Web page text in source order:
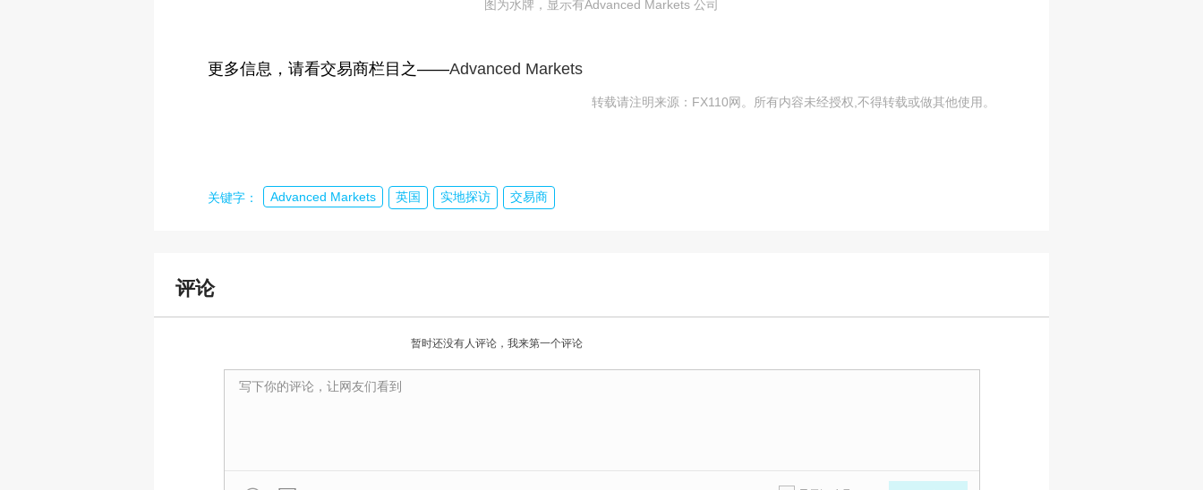
图为水牌，显示有Advanced Markets 公司
更多信息，请看交易商栏目之——Advanced Markets
转载请注明来源：FX110网。所有内容未经授权,不得转载或做其他使用。
关键字： Advanced Markets 英国 实地探访 交易商
评论
暂时还没有人评论，我来第一个评论